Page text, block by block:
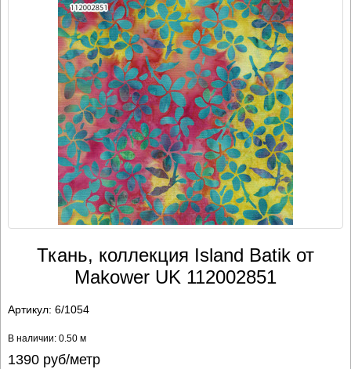
Ткань, коллекция Island Batik от
Makower UK 112002851
Артикул: 6/1054
В наличии: 0.50 м
1390руб/метр